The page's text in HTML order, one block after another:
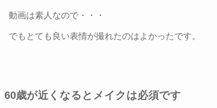
動画は素人なので・・・
でもとても良い表情が撮れたのはよかったです。
60歳が近くなるとメイクは必須です